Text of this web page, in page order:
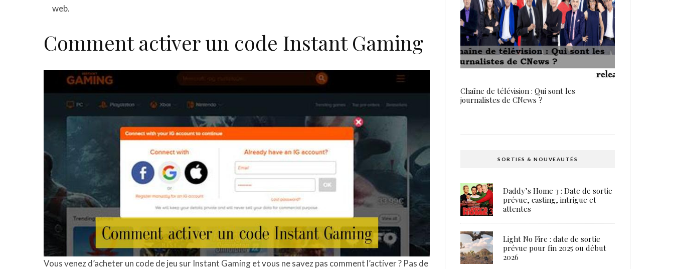
web.
Comment activer un code Instant Gaming
Vous venez d’acheter un code de jeu sur Instant Gaming et vous ne savez pas comment l’activer ? Pas de
Chaîne de télévision : Qui sont les
journalistes de CNews ?
SORTIES & NOUVEAUTÉS
Daddy’s Home 3 : Date de sortie
prévue, casting, intrigue et
attentes
Light No Fire : date de sortie
prévue pour fin 2025 ou début
2026